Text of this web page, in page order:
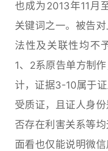
也成为2013年11月
关键词之一。被告
法性及关联性均不
1、2系原告单方制
计，证据3-10属于
受质证，且证人身
否存在利害关系等
面看也仅能说明微